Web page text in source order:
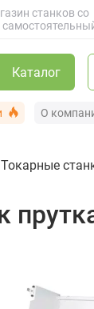
станков со
Каталог
О
Токарные